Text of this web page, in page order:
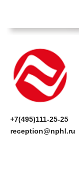
+7(495)111-25-25
reception@nphl.ru